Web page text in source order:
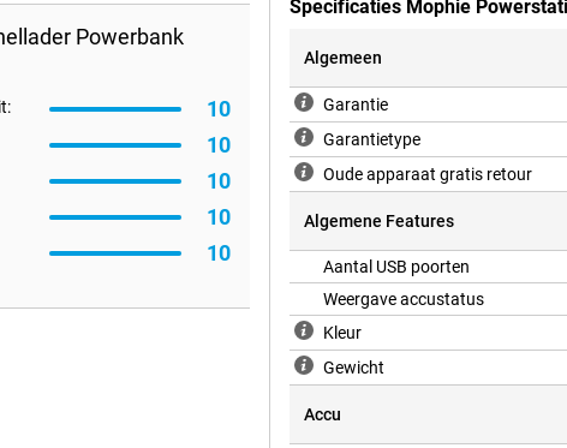
Als je één poort gebruikt,
dan krijg je 24W output per
zo groot als een
het compacte formaat
Zo weet je wanneer het tijd is
en zorgt ervoor dat je
Powerbank
10
10
10
10
10
Specificaties Mophie
Algemeen
Garantie
Garantietype
Oude apparaat gratis retour
Algemene Features
Aantal USB poorten
Weergave accustatus
Kleur
Gewicht
Accu